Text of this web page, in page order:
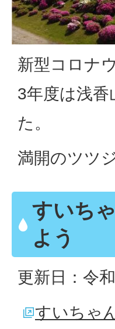
新型コロナ
3年度は浅
た。
満開のツツ
すいち
よう
更新日：令
すいちゃ